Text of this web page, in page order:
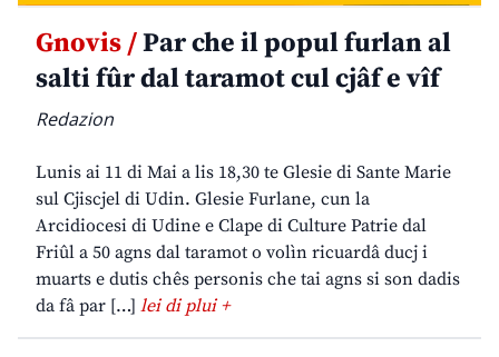
Gnovis /Par che il popul furlan al
salti fûr dal taramot cul cjâf e vîf
Redazion
Lunis ai 11 di Mai a lis 18,30 te Glesie di Sante Marie
sul Cjiscjel di Udin. Glesie Furlane, cun la
Arcidiocesi di Udine e Clape di Culture Patrie dal
Friûl a 50 agns dal taramot o volìn ricuardâ ducj i
muarts e dutis chês personis che tai agns si son dadis
da fâ par […] lei di plui +